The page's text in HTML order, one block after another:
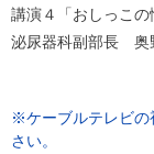
講演４「おしっこ
泌尿器科副部長 奥
※ケーブルテレビの
さい。